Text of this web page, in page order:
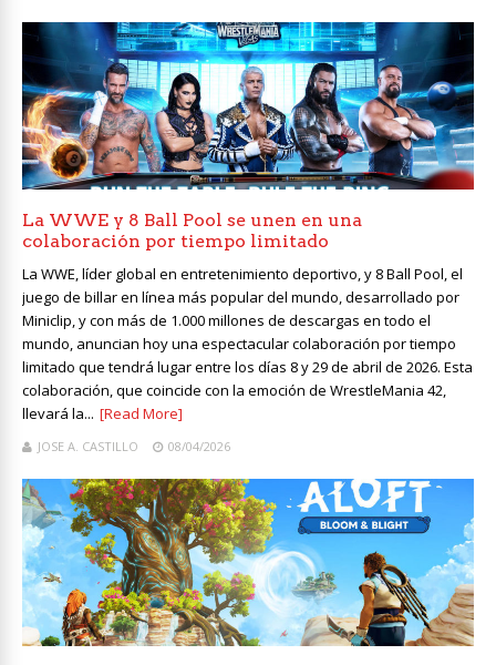
La WWE y 8 Ball Pool se unen en una
colaboración por tiempo limitado
La WWE, líder global en entretenimiento deportivo, y 8 Ball Pool, el
juego de billar en línea más popular del mundo, desarrollado por
Miniclip, y con más de 1.000 millones de descargas en todo el
mundo, anuncian hoy una espectacular colaboración por tiempo
limitado que tendrá lugar entre los días 8 y 29 de abril de 2026. Esta
colaboración, que coincide con la emoción de WrestleMania 42,
llevará la... [Read More]
JOSE A. CASTILLO 08/04/2026